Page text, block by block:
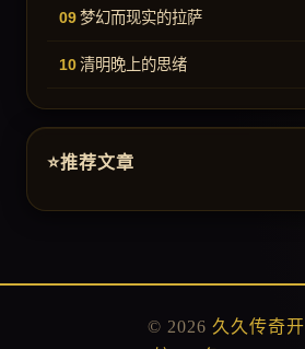
梦幻而现实的拉萨
清明晚上的思绪
推荐文章
© 2026 久久传奇